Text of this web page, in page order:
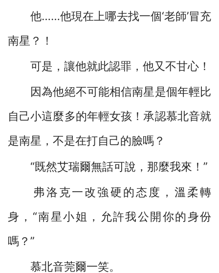
他……他現在上哪去找一個‘老師’冒充
南星？！
可是，讓他就此認罪，他又不甘心！
因為他絕不可能相信南星是個年輕比
自己小這麼多的年輕女孩！承認慕北音就
是南星，不是在打自己的臉嗎？
“既然艾瑞爾無話可說，那麼我來！”
弗洛克一改強硬的态度，溫柔轉
身，“南星小姐，允許我公開你的身份
嗎？”
慕北音莞爾一笑。